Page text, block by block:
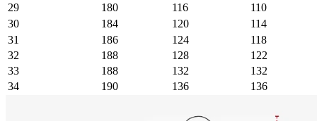
29
180 116
110
30
184 120
114
31
186 124
118
32
188 128
122
33
188 132
132
34
190 136 136